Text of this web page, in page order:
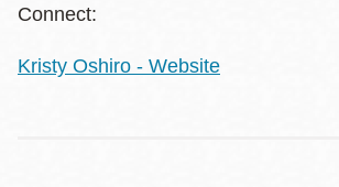
Connect:
Kristy Oshiro - Website